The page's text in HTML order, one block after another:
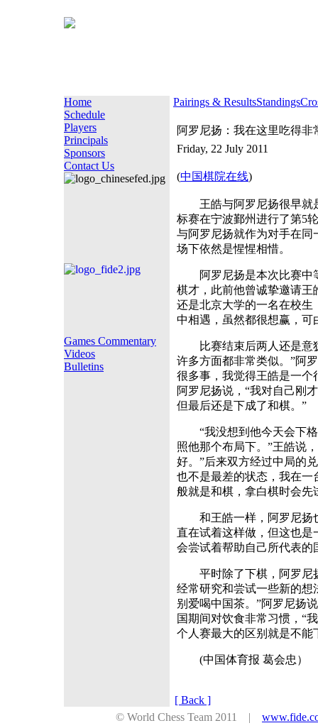
Home
Schedule
Players
Principals
Sponsors
Contact Us
Games Commentary
Videos
Bulletins
Pairings & ResultsStandings
阿罗尼扬：我在这里吃得非
Friday, 22 July 2011
(中国棋院在线)
王皓与阿罗尼扬很早就是
标赛在宁波鄞州进行了第5
与阿罗尼扬就作为对手在
场下依然是惺惺相惜。
阿罗尼扬是本次比赛中等
棋才，此前他曾诚挚邀请
还是北京大学的一名在校
中相遇，虽然都很想赢，
比赛结束后两人还是意犹
许多方面都非常类似。”阿
很多事，我觉得王皓是一个
阿罗尼扬说，“我对自己刚
但最后还是下成了和棋。”
“我没想到他今天会下格
照他那个布局下。”王皓说
好。”后来双方经过中局的
也不是最差的状态，我在
般就是和棋，拿白棋时会先
和王皓一样，阿罗尼扬也
直在试着这样做，但这也是
会尝试着帮助自己所代表的
平时除了下棋，阿罗尼扬
经常研究和尝试一些新的
别爱喝中国茶。”阿罗尼扬
国期间对饮食非常习惯，“
个人赛最大的区别就是不能
(中国体育报 葛会忠）
[ Back ]
© World Chess Team 2011 |